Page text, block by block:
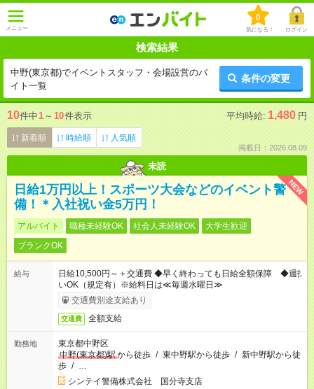
メニュー
0
気になる！ ログイン
検索結果
中野(東京都)でイベントスタッフ・会場設営のバ
イト一覧
条件の変更
10件中1 ～ 10件表示 平均時給: 1,480 円
新着順 時給順 人気順
掲載日：2026.08.09
未読
NEW
日給1万円以上！スポーツ大会などのイベント警
備！＊入社祝い金5万円！
アルバイト 職種未経験OK 社会人未経験OK
大学生歓迎
ブランクOK
給与
日給10,500円～＋交通費 ◆早く終わっても日給全額保障 ◆週払
いOK（規定有）※給料日は≪毎週水曜日≫
交通費別途支給あり
交通費 全額支給
勤務地
東京都中野区
中野(東京都)駅から徒歩 / 東中野駅から徒歩 / 新中野駅から徒
歩 / …
シンテイ警備株式会社 国分寺支店